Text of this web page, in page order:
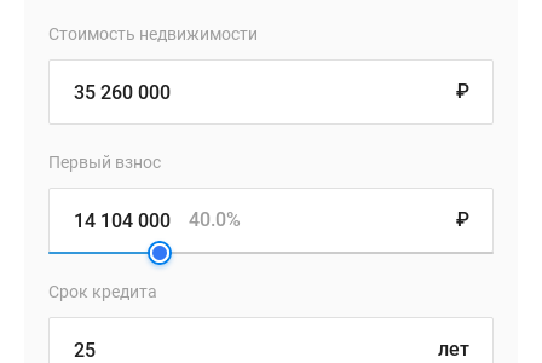
Стоимость недвижимости
₽
Первый взнос
₽
40.0%
Срок кредита
лет